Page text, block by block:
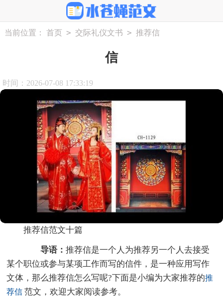
当前位置： 首页 > 交际礼仪文书 > 推荐信
信
时间：2026-07-08 17:33:19
推荐信范文十篇
导语：推荐信是一个人为推荐另一个人去接受
某个职位或参与某项工作而写的信件，是一种应用写作
文体，那么推荐信怎么写呢?下面是小编为大家推荐的推
荐信 范文，欢迎大家阅读参考。